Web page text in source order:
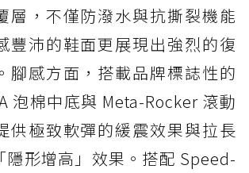
層，不僅防潑水與抗撕裂機能
豐沛的鞋面更展現出強烈的復
腳感方面，搭載品牌標誌性的
泡棉中底與 Meta-Rocker 滾動
供極致軟彈的緩震效果與拉長
隱形增高」效果。搭配 Speed-